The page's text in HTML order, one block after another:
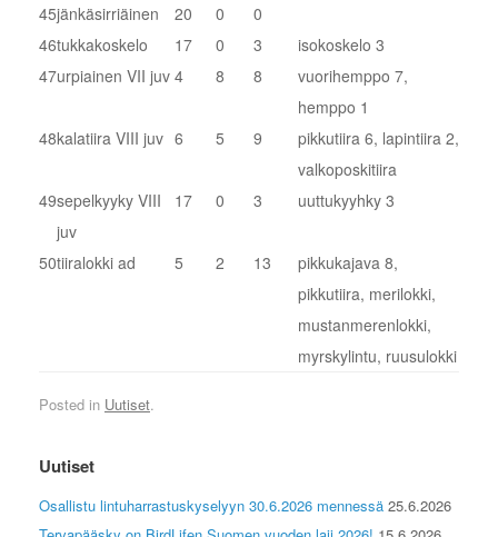
45jänkäsirriäinen 20 0
0
46tukkakoskelo 17 0 3
isokoskelo 3
47urpiainen VII juv 4 8 8
vuorihemppo 7,
hemppo 1
48kalatiira VIII juv 6 5 9
pikkutiira 6, lapintiira 2,
valkoposkitiira
49sepelkyyky VIII
juv
17 0 3 uuttukyyhky 3
50tiiralokki ad 5 2 13
pikkukajava 8,
pikkutiira, merilokki,
mustanmerenlokki,
myrskylintu, ruusulokki
Posted in Uutiset.
Uutiset
Osallistu lintuharrastuskyselyyn 30.6.2026 mennessä 25.6.2026